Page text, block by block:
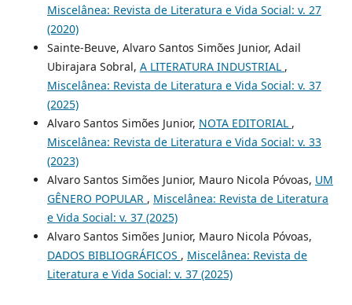
Miscelânea: Revista de Literatura e Vida Social: v. 27
(2020)
Sainte-Beuve, Alvaro Santos Simões Junior, Adail
Ubirajara Sobral, A LITERATURA INDUSTRIAL ,
Miscelânea: Revista de Literatura e Vida Social: v. 37
(2025)
Alvaro Santos Simões Junior, NOTA EDITORIAL ,
Miscelânea: Revista de Literatura e Vida Social: v. 33
(2023)
Alvaro Santos Simões Junior, Mauro Nicola Póvoas, UM
GÊNERO POPULAR , Miscelânea: Revista de Literatura
e Vida Social: v. 37 (2025)
Alvaro Santos Simões Junior, Mauro Nicola Póvoas,
DADOS BIBLIOGRÁFICOS , Miscelânea: Revista de
Literatura e Vida Social: v. 37 (2025)